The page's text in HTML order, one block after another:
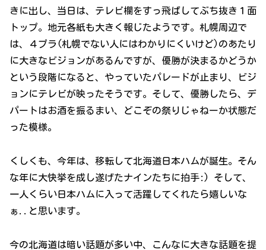
きに出し、当日は、テレビ欄をすっ飛ばしてぶち抜き１面
トップ。地元各紙も大きく報じたようです。札幌周辺で
は、４プラ(札幌でない人にはわかりにくいけど)のあたり
に大きなビジョンがあるんですが、優勝が決まるかどうか
という段階になると、やっていたパレードが止まり、ビジ
ョンにテレビが映ったそうです。そして、優勝したら、デ
パートはお酒を振るまい、どこぞの祭りじゃねーか状態だ
った模様。
くしくも、今年は、移転して北海道日本ハムが誕生。そん
な年に大快挙を成し遂げたナインたちに拍手:) そして、
一人くらい日本ハムに入って活躍してくれたら嬉しいな
ぁ..と思います。
今の北海道は暗い話題が多い中、こんなに大きな話題を提